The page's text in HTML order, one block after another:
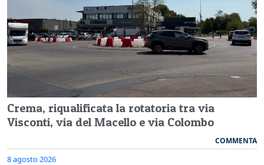
Crema, riqualificata la rotatoria tra via
Visconti, via del Macello e via Colombo
COMMENTA
8 agosto 2026